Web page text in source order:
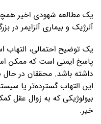
یک مطالعه شهودی اخیر
آلرژیک و بیماری آلزایمر در
یک توضیح احتمالی،
پاسخ ایمنی است که ممکن
داشته باشد. محققان در
این التهاب گسترده‌تر یا
بیولوژیکی که به زوال عقل
خیر.